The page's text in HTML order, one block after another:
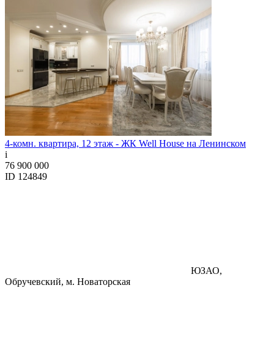
4-комн. квартира, 12 этаж - ЖК Well House на Ленинском
i
76 900 000
ID 124849
ЮЗАО,
Обручевский, м. Новаторская